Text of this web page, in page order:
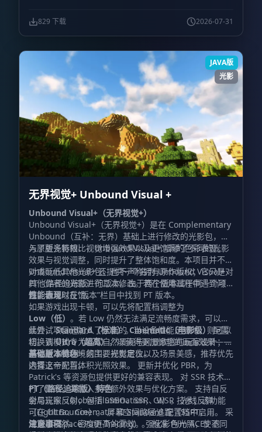
Visuals。 重新进入世界，确认新的天空、光照与雾效已
经生效。
829 下载 2026-07-31
JAVA版
光影
无界视觉+ Unbound Visual +
Unbound Visual+（无界视觉+）
Unbound Visual+（无界视觉+）是在 Complementary
Unbound（互补：无界）基础上进行修改的光影包，加
入了更多特效、视觉增强效果以及更饱满的色彩表现。
与原版光影相比，Unbound Visual+ 增添了不同的光影
效果与视觉调整，同时提升了整体饱和度。本项目并不针
对或贬低其他光影包，也不声称拥有原作版权；它只是对
其他作者的光影进行二次修改。若在使用过程中遇到问
题，请及时反馈。
Unbound Visual+ 还提供一个名为 Unbound Visual+
PT（路径追踪版）的版本。由于两个版本属于同一个项
目，你可以在“版本”栏目中找到 PT 版本。
性能表现
如果游戏出现卡顿，可以先将配置档调整为
Low（低） 。若 Low 仍然无法满足流畅度需求，可以继
续尝试Standard（标准）。当设备性能足够时，则可以
切换到Ultra（超高），以获得更加惊艳的画面效果——
这也是 Visual+ 的主要视觉定位。
此外，项目还加入了全新的Cinematic（电影级）配置
档。该模式专为喜欢自然景观与风景欣赏的玩家设计；如
果你更注重环境氛围、光影层次以及场景美感，推荐优先
选择这一配置。
基础版本特色
内置上帝光与体积光照效果。 更新并优化 PBR，为
Patrick's 等资源包提供更好的兼容表现。 对 SSR 技术进
行了修改，并加入多项额外效果与优化方案。 支持自反
射与玩家反射，包括 SSBO、SSR、WSR 技术；该功能
可在 Ultra、Cinematic 和 Standard 配置档中启用。 采
用更加自然、密度更高的雾效。 强化彩色光照，使不同
PT（路径追踪版）特色
全局光照（Global Illumination，GI）。 光线反弹
（Light Bounce）。 屏幕空间路径追踪（SSPT，
Screen-Space Path-Tracing）。 标准 Film ACES 滤
注意事项